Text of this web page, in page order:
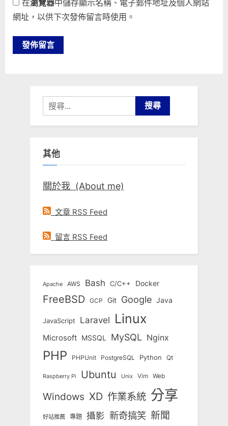
在瀏覽器中儲存顯示名稱、電子郵件地址及個人網站
網址，以供下次發佈留言時使用。
搜
尋
關
字:
其他
關於我 (About me)
文章 RSS Feed
留言 RSS Feed
Apache AWS Bash C/C++ Docker
FreeBSD GCP Git Google Java
JavaScript Laravel Linux
Microsoft MSSQL MySQL Nginx
PHP PHPUnit PostgreSQL Python Qt
Raspberry Pi Ubuntu Unix Vim Web
Windows XD 作業系統 分享
好站推薦 專題 攝影 新奇搞笑 新聞